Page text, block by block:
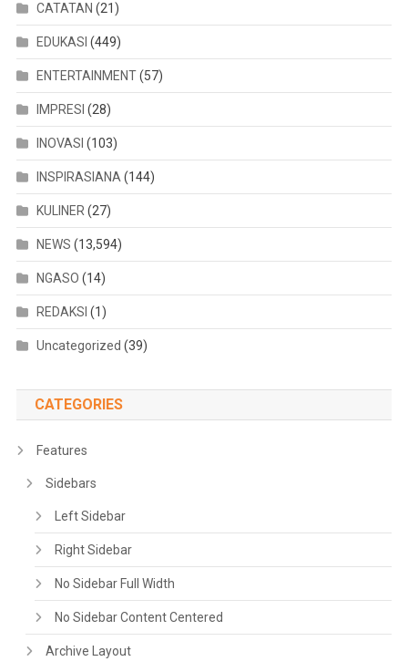
CATATAN (21)
EDUKASI (449)
ENTERTAINMENT(57)
IMPRESI (28)
INOVASI (103)
INSPIRASIANA(144)
KULINER(27)
NEWS (13,594)
NGASO (14)
REDAKSI (1)
Uncategorized (39)
CATEGORIES
Features
Sidebars
Left Sidebar
Right Sidebar
No Sidebar Full Width
No Sidebar Content Centered
Archive Layout